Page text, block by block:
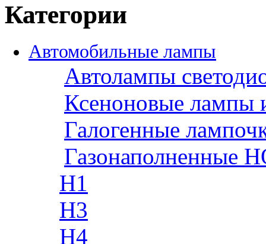
Категории
Автомобильные лампы
Автолампы
Ксеноновые лампы
Галогенные
Газонаполненные
H1
H3
H4